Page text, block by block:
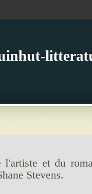
l'artiste et du
Stevens.